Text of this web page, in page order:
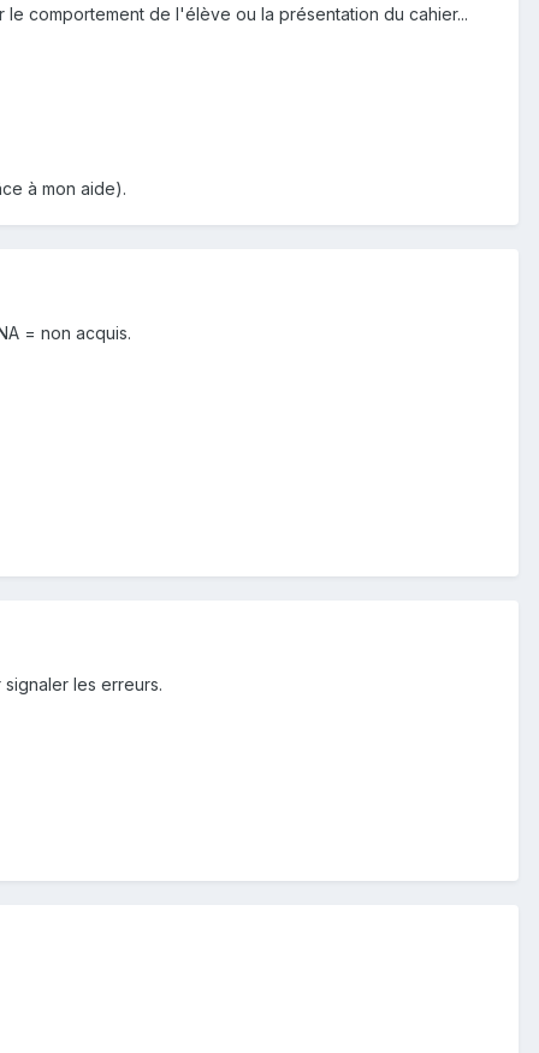
comportement de l'élève ou la présentation du cahier...
à mon aide).
= non acquis.
les erreurs.